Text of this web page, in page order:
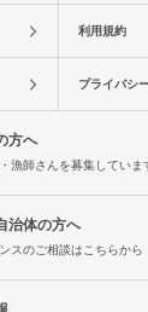
利用規約
プライバシ
方へ
漁師さんを募集していま
治体の方へ
スのご相談はこちらから